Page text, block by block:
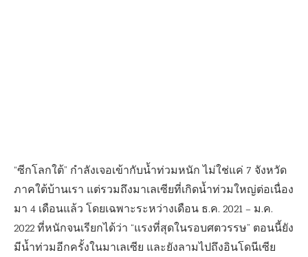
“ซีกโลกใต้” กำลังเจอเข้ากับน้ำท่วมหนัก ไม่ใช่แค่ 7 จังหวัด
ภาคใต้บ้านเรา แต่รวมถึงมาเลเซียที่เกิดน้ำท่วมใหญ่ต่อเนื่อง
มา 4 เดือนแล้ว โดยเฉพาะระหว่างเดือน ธ.ค. 2021 – ม.ค.
2022 ที่หนักจนเรียกได้ว่า “แรงที่สุดในรอบศตวรรษ” ตอนนี้ยัง
มีน้ำท่วมอีกครั้งในมาเลเซีย และยังลามไปถึงอินโดนีเซีย